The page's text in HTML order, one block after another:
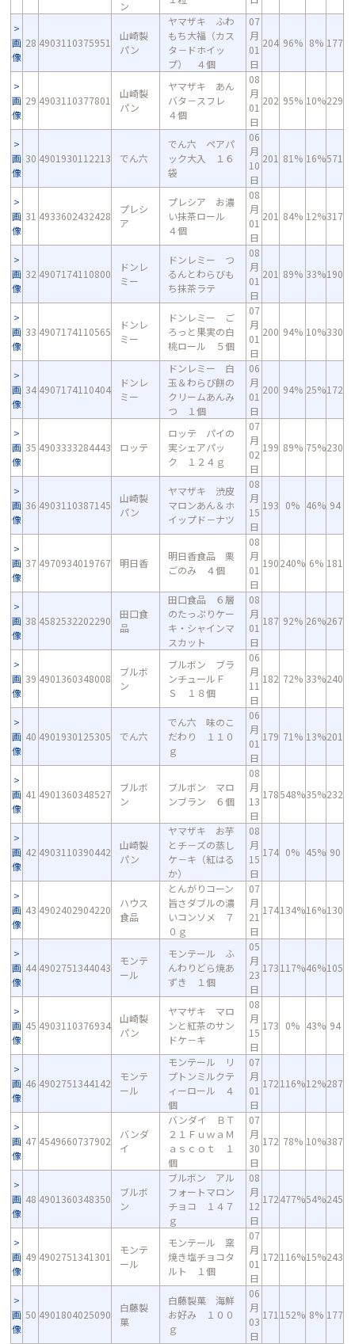
ン
画
像
28 4903110375951
山崎製
パン
ヤマザキ ふわ
もち大福（カス
タ－ドホイッ
プ） ４個
07
月
01
日
204 96% 8% 177
画
像
29 4903110377801
山崎製
パン
ヤマザキ あん
バタ－スフレ
４個
08
月
01
日
202 95% 10%229
画
像
30 4901930112213 でん六
でん六 ペアパ
ック大入 １６
袋
06
月
10
日
201 81% 16%571
画
像
31 4933602432428
プレシ
ア
プレシア お濃
い抹茶ロール
４個
08
月
01
日
201 84% 12%317
画
像
32 4907174110800
ドンレ
ミー
ドンレミー つ
るんとわらびも
ち抹茶ラテ
08
月
01
日
201 89% 33%190
画
像
33 4907174110565
ドンレ
ミー
ドンレミー ご
ろっと果実の白
桃ロール ５個
07
月
01
日
200 94% 10%330
画
像
34 4907174110404
ドンレ
ミー
ドンレミー 白
玉＆わらび餅の
クリームあんみ
つ １個
06
月
01
日
200 94% 25%172
画
像
35 4903333284443 ロッテ
ロッテ パイの
実シェアパッ
ク １２４ｇ
07
月
02
日
199 89% 75%230
画
像
36 4903110387145
山崎製
パン
ヤマザキ 渋皮
マロンあん＆ホ
イップド－ナツ
08
月
15
日
193 0% 46% 94
画
像
37 4970934019767 明日香
明日香食品 栗
ごのみ ４個
08
月
01
日
190240% 6% 181
画
像
38 4582532202290
田口食
品
田口食品 ６層
のたっぷりケー
キ・シャインマ
スカット
08
月
01
日
187 92% 26%267
画
像
39 4901360348008
ブルボ
ン
ブルボン ブラ
ンチュールＦ
Ｓ １８個
06
月
11
日
182 72% 33%240
画
像
40 4901930125305 でん六
でん六 味のこ
だわり １１０
ｇ
06
月
01
日
179 71% 13%201
画
像
41 4901360348527
ブルボ
ン
ブルボン マロ
ンブラン ６個
08
月
13
日
178548%35%232
画
像
42 4903110390442
山崎製
パン
ヤマザキ お芋
とチ－ズの蒸し
ケ－キ（紅はる
か）
08
月
15
日
174 0% 45% 90
画
像
43 4902402904220
ハウス
食品
とんがりコーン
旨さダブルの濃
いコンソメ ７
０ｇ
07
月
21
日
174134%16%130
画
像
44 4902751344043
モンテ
ール
モンテール ふ
んわりどら焼あ
ずき １個
05
月
23
日
173117%46%105
画
像
45 4903110376934
山崎製
パン
ヤマザキ マロ
ンと紅茶のサン
ドケ－キ
08
月
15
日
173 0% 43% 94
画
像
46 4902751344142
モンテ
ール
モンテール リ
プトンミルクテ
ィーロール ４
個
07
月
01
日
172116%12%287
画
像
47 4549660737902
バンダ
イ
バンダイ ＢＴ
２１ＦｕｗａＭ
ａｓｃｏｔ １
個
07
月
30
日
172 78% 10%387
画
像
48 4901360348350
ブルボ
ン
ブルボン アル
フォートマロン
チョコ １４７
ｇ
08
月
12
日
172477%54%245
画
像
49 4902751341301
モンテ
ール
モンテール 窯
焼き塩チョコタ
ルト １個
07
月
01
日
172116%15%243
画
像
50 4901804025090
白藤製
菓
白藤製菓 海鮮
お好み １００
ｇ
06
月
03
日
171 152% 8% 177